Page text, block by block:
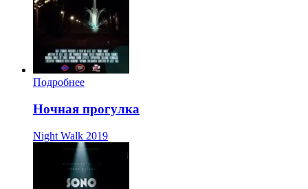
Подробнее
Ночная прогулка
Night Walk 2019